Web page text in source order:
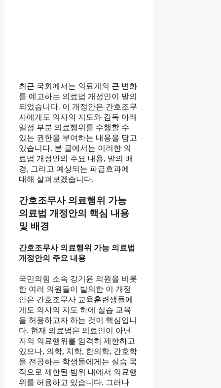
최근 국회에서는 의료계의 큰 변화
를 예고하는 의료법 개정안이 발의
되었습니다. 이 개정안은 간호조무
사에게도 의사의 지도와 감독 아래
일정 부분 의료행위를 수행할 수
있는 권한을 부여하는 내용을 담고
있습니다. 본 글에서는 이러한 의
료법 개정안의 주요 내용, 발의 배
경, 그리고 예상되는 파급효과에
대해 살펴보겠습니다.
간호조무사 의료행위 가능
의료법 개정안의 핵심 내용
및 배경
간호조무사 의료행위 가능 의료법
개정안의 주요 내용
국민의힘 소속 강기윤 의원을 비롯
한 여러 의원들이 발의한 이 개정
안은 간호조무사 교육훈련생들에
게도 의사의 지도 하에 실습 교육
을 허용하고자 하는 것이 핵심입니
다. 현재 의료법은 의료인이 아닌
자의 의료행위를 엄격히 제한하고
있으나, 의학, 치학, 한의학, 간호학
을 전공하는 학생들에게는 실습 목
적으로 제한된 범위 내에서 의료행
위를 허용하고 있습니다. 그러나